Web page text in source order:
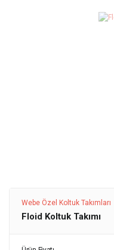
Webe Özel Koltuk Takımları
Floid Koltuk Takımı